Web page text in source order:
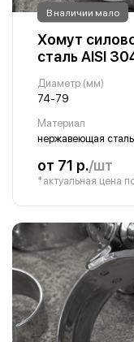
В наличии мало
Хомут
сталь AISI
Диаметр (мм)
74-79
Материал
нержавеющая сталь
от 71 р./шт
*актуальная цена